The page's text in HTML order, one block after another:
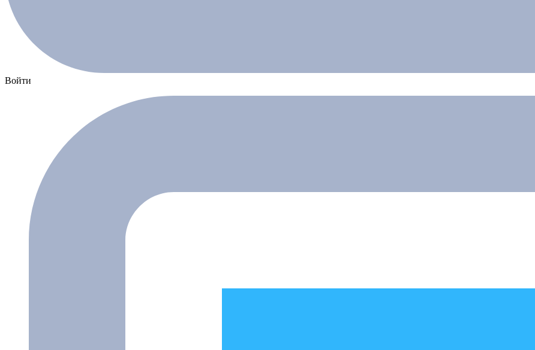
Войти